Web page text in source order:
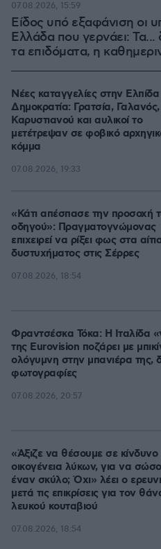
Είδος υπό εξαφάνιση οι
Ελλάδα που γερνάει:
τα επιδόματα, η
07.08.2026, 15:59
Νέες καταγγελίες στην Ελπίδα
Δημοκρατία: Γρατσία, Γαλανός,
Καρυστιανού και αυλικοί το
μετέτρεψαν σε φοβικό
κόμμα
07.08.2026, 19:33
«Κάτι απέσπασε την προσοχή
οδηγού»: Πραγματογνώμονας
επιχειρεί να ρίξει φως στα
δυστυχήματος στις Σέρρες
07.08.2026, 18:54
Φραντσέσκα Τόκα: Η Ιταλίδα
της Eurovision ποζάρει με
ολόγυμνη στην μπανιέρα της,
φωτογραφίες
07.08.2026, 20:57
«Άξιζε να θέσουμε σε κίνδυνο
οικογένεια λύκων, για να
έναν σκύλο; Όχι» λέει ο
μετά τις επικρίσεις για τον
λευκού κουταβιού
07.08.2026, 18:54